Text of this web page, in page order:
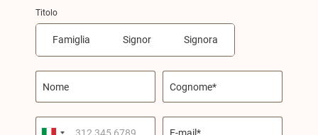
Titolo
Famiglia Signor Signora
Nome Cognome*
E-mail*